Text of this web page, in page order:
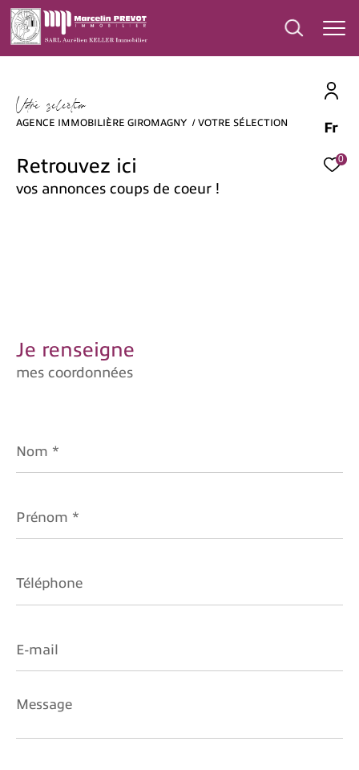
Fr
0
Vore séléctio
AGENCE IMMOBILIÈRE GIROMAGNY VOTRE SÉLECTION
Retrouvez ici
vos annonces coups de coeur !
Je renseigne
mes coordonnées
*
*
mail
Message
*
Effectuer une recherche
et trouver le bien qui correspond à vos
critères
Surface
Surface
Pièces
COUPS DE COEUR